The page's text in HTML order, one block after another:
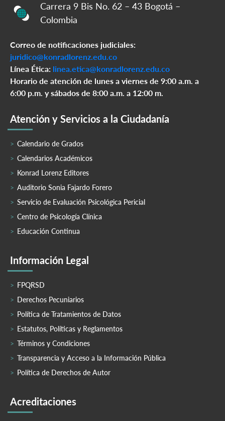
Carrera 9 Bis No. 62 – 43 Bogotá –
Colombia
Correo de notificaciones judiciales:
juridico@konradlorenz.edu.co
Línea Ética: linea.etica@konradlorenz.edu.co
Horario de atención de lunes a viernes de 9:00 a.m. a
6:00 p.m. y sábados de 8:00 a.m. a 12:00 m.
Atención y Servicios a la Ciudadanía
Calendario de Grados
Calendarios Académicos
Konrad Lorenz Editores
Auditorio Sonia Fajardo Forero
Servicio de Evaluación Psicológica Pericial
Centro de Psicología Clínica
Educación Continua
Información Legal
FPQRSD
Derechos Pecuniarios
Política de Tratamientos de Datos
Estatutos, Políticas y Reglamentos
Términos y Condiciones
Transparencia y Acceso a la Información Pública
Política de Derechos de Autor
Acreditaciones